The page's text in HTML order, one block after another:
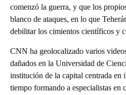
comenzó la guerra, y que los
blanco de ataques, en lo que
debilitar los cimientos científicos y
CNN ha geolocalizado varios
dañados en la Universidad de
institución de la capital centrada en
tiempo formando a especialistas en